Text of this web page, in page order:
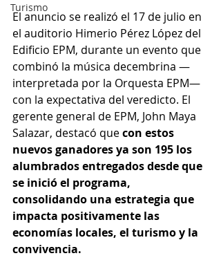
Turismo
El anuncio se realizó el 17 de julio en
el auditorio Himerio Pérez López del
Edificio EPM, durante un evento que
combinó la música decembrina —
interpretada por la Orquesta EPM—
con la expectativa del veredicto. El
gerente general de EPM, John Maya
Salazar, destacó que con estos
nuevos ganadores ya son 195 los
alumbrados entregados desde que
se inició el programa,
consolidando una estrategia que
impacta positivamente las
economías locales, el turismo y la
convivencia.